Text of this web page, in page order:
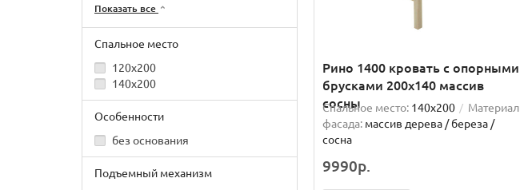
Показать все
Спальное место
120x200
140x200
Особенности
без основания
Подъемный механизм
Рино 1400 кровать с опорными
брусками 200x140 массив
сосны
Спальное место: 140x200
Материал
фасада: массив дерева / береза /
сосна
9990р.